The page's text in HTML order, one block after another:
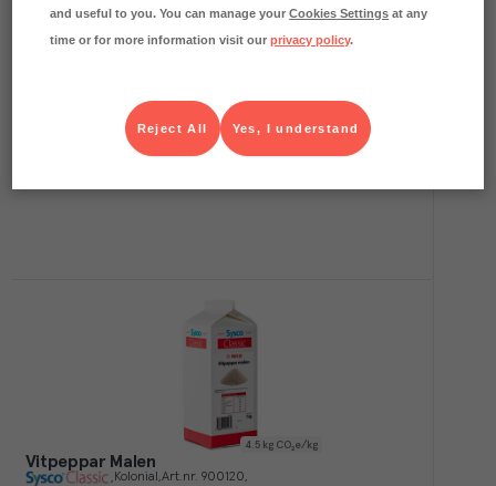
Kolonial
126374
4.5 kg CO₂e/kg
Vitpeppar Malen
Kolonial Art.nr. 900120
and useful to you. You can manage yourCookies Settings at any
time or for more information visit ourprivacy policy.
Yes, I understand
Reject All